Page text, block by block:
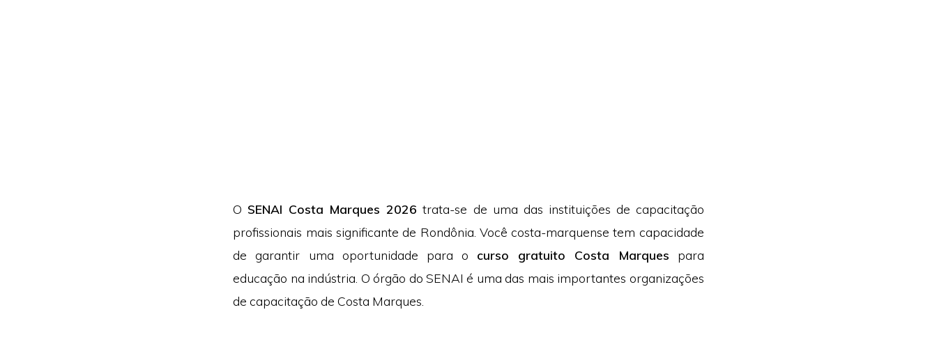
O SENAI Costa Marques 2026 trata-se de uma das instituições de capacitação
profissionais mais significante de Rondônia. Você costa-marquense tem capacidade
de garantir uma oportunidade para o curso gratuito Costa Marques para
educação na indústria. O órgão do SENAI é uma das mais importantes organizações
de capacitação de Costa Marques.